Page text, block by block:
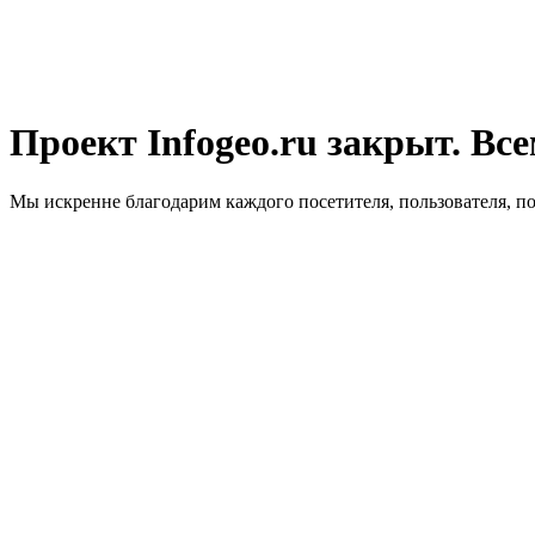
Проект Infogeo.ru закрыт.
Мы искренне благодарим каждого посетителя, пользователя,